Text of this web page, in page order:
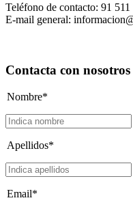
Teléfono de contacto: 91 511
E-mail general:
Contacta con nosotros
Nombre*
Apellidos*
Email*